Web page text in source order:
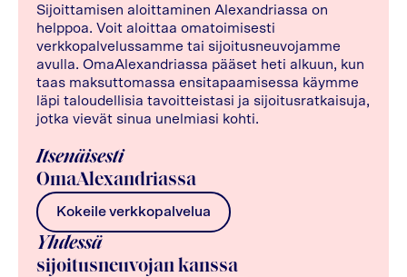
Sijoittamisen aloittaminen Alexandriassa on
helppoa. Voit aloittaa omatoimisesti
verkkopalvelussamme tai sijoitusneuvojamme
avulla. OmaAlexandriassa pääset heti alkuun, kun
taas maksuttomassa ensitapaamisessa käymme
läpi taloudellisia tavoitteistasi ja sijoitusratkaisuja,
jotka vievät sinua unelmiasi kohti.
Itsenäisesti
OmaAlexandriassa
Kokeile verkkopalvelua
Yhdessä
sijoitusneuvojan kanssa